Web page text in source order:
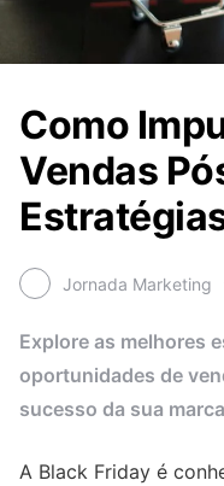
Como
Vendas
Jornada Marketing
Explore as melhores
oportunidades de
sucesso da sua
A Black Friday é